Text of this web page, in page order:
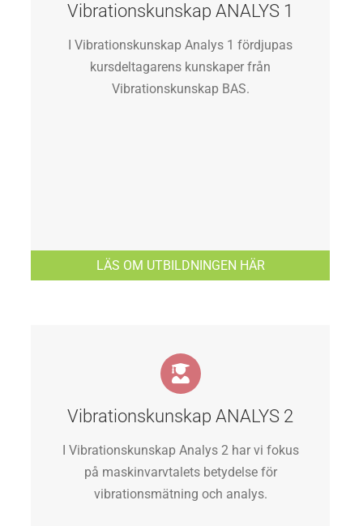
Vibrationskunskap ANALYS 1
I Vibrationskunskap Analys 1 fördjupas
kursdeltagarens kunskaper från
Vibrationskunskap BAS.
LÄS OM UTBILDNINGEN HÄR
Vibrationskunskap ANALYS 2
I Vibrationskunskap Analys 2 har vi fokus
på maskinvarvtalets betydelse för
vibrationsmätning och analys.